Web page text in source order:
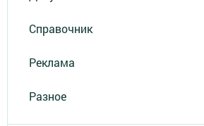
Справочник
Реклама
Разное